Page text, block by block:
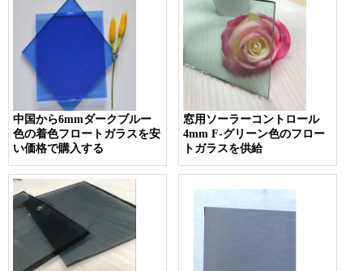
中国から6mmダークブルー
色の着色フロートガラスを安
い価格で購入する
窓用ソーラーコントロール
4mm F-グリーン色のフロー
トガラスを供給